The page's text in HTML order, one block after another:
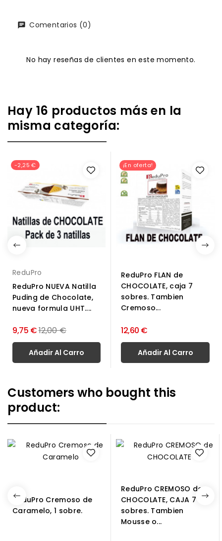
Comentarios (0)
No hay reseñas de clientes en este momento.
Hay 16 productos más en la
misma categoría:
-2,25 €
ReduPro
ReduPro NUEVA Natilla
Puding de Chocolate,
nueva formula UHT....
9,75 €Precio
normal
12,00 €
Añadir Al Carro
¡En oferta!
ReduPro FLAN de
CHOCOLATE, caja 7
sobres. Tambien
Cremoso...
12,60 €
Añadir Al Carro
Customers who bought this
product:
ReduPro Cremoso de
Caramelo, 1 sobre.
ReduPro CREMOSO de
CHOCOLATE, CAJA 7
sobres. Tambien
Mousse o...